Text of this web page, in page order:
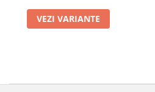
VEZI VARIANTE